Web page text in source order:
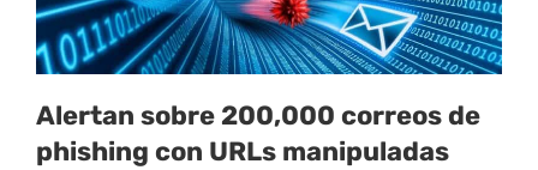
Alertan sobre 200,000 correos de
phishing con URLs manipuladas